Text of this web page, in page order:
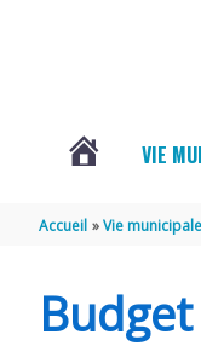
VIE
Accueil Vie municipale
Budget